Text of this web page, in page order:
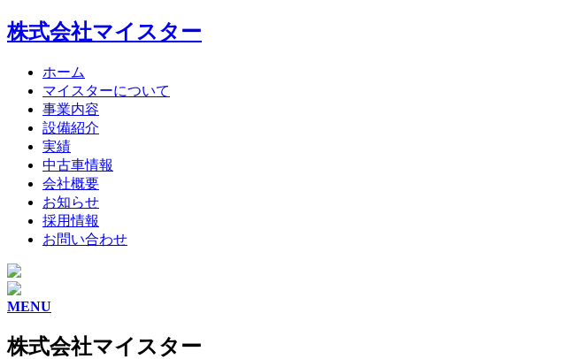
株式会社マイスター
ホーム
マイスターについて
事業内容
設備紹介
実績
中古車情報
会社概要
お知らせ
採用情報
お問い合わせ
MENU
株式会社マイスター